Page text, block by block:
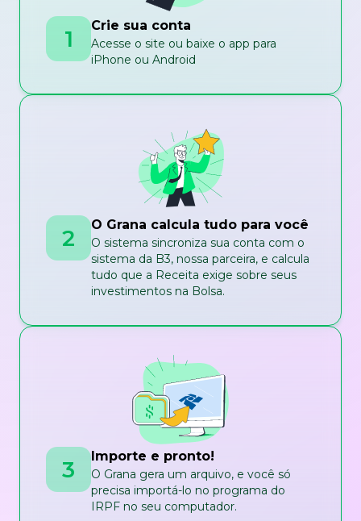
1 Crie sua conta
Acesse o site ou baixe o app para
iPhone ou Android
2 O Grana calcula tudo para você
O sistema sincroniza sua conta com o
sistema da B3, nossa parceira, e calcula
tudo que a Receita exige sobre seus
investimentos na Bolsa.
3 Importe e pronto!
O Grana gera um arquivo, e você só
precisa importá-lo no programa do
IRPF no seu computador.